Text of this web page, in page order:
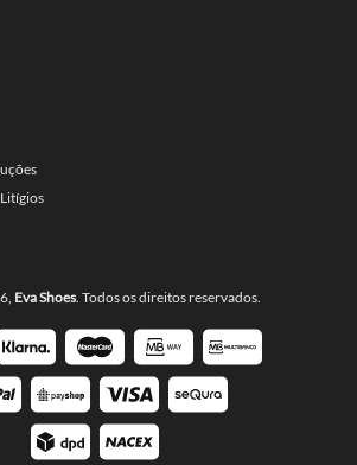
Eva Shoes. Todos os direitos reservados.